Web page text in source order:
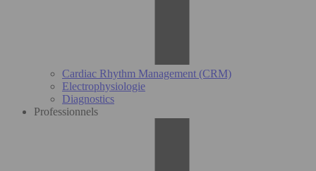
Cardiac Rhythm Management (CRM)
Electrophysiologie
Diagnostics
Professionnels